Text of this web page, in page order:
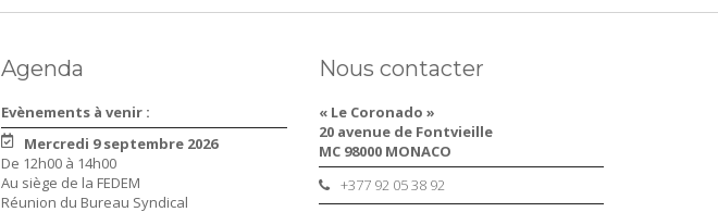
Agenda
Evènements à venir :
Mercredi 9 septembre 2026
De 12h00 à 14h00
Au siège de la FEDEM
Réunion du Bureau Syndical
Nous contacter
« Le Coronado »
20 avenue de Fontvieille
MC 98000 MONACO
+377 92 05 38 92